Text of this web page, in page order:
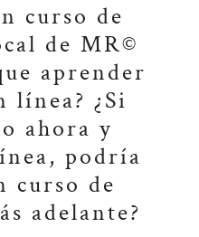
curso de
de MR©
aprender
línea? ¿Si
ahora y
podría
curso de
adelante?